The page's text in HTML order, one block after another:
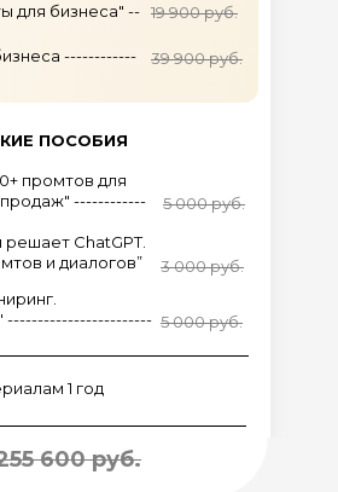
19 900 руб.
39 900 руб.
600 руб.
для бизнеса" --
------------
ПОСОБИЯ
промтов для
------------
решает ChatGPT.
и диалогов”
------------------------
5 000 руб.
3 000 руб.
5 000 руб.
1 год
Менеджер социальных
Коучинговая программа
к материалам 1 год